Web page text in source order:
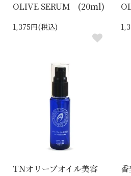
OLIVE SERUM (20ml)
1,375円(税込)
TNオリーブオイル美容